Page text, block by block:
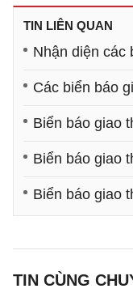
TIN LIÊN QUAN
Nhận diện các
Các biển báo
Biển báo giao
Biển báo giao
Biển báo giao
TIN CÙNG